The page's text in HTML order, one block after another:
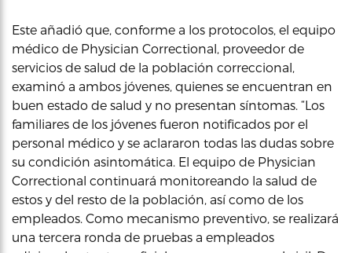
Este añadió que, conforme a los protocolos, el equipo
médico de Physician Correctional, proveedor de
servicios de salud de la población correccional,
examinó a ambos jóvenes, quienes se encuentran en
buen estado de salud y no presentan síntomas. “Los
familiares de los jóvenes fueron notificados por el
personal médico y se aclararon todas las dudas sobre
su condición asintomática. El equipo de Physician
Correctional continuará monitoreando la salud de
estos y del resto de la población, así como de los
empleados. Como mecanismo preventivo, se realizará
una tercera ronda de pruebas a empleados